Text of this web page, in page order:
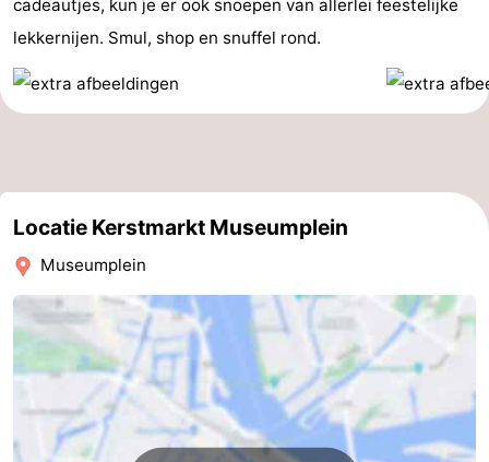
cadeautjes, kun je er ook snoepen van allerlei feestelijke
lekkernijen. Smul, shop en snuffel rond.
Locatie Kerstmarkt Museumplein
Museumplein